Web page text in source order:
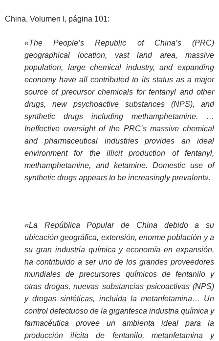
China, Volumen I, página 101:
«The People’s Republic of China’s (PRC)
geographical location, vast land area, massive
population, large chemical industry, and expanding
economy have all contributed to its status as a major
source of precursor chemicals for fentanyl and other
drugs, new psychoactive substances (NPS), and
synthetic drugs including methamphetamine. …
Ineffective oversight of the PRC’s massive chemical
and pharmaceutical industries provides an ideal
environment for the illicit production of fentanyl,
methamphetamine, and ketamine. Domestic use of
synthetic drugs appears to be increasingly prevalent».
«La República Popular de China debido a su
ubicación geográfica, extensión, enorme población y a
su gran industria química y economía en expansión,
ha contribuido a ser uno de los grandes proveedores
mundiales de precursores químicos de fentanilo y
otras drogas, nuevas substancias psicoactivas (NPS)
y drogas sintéticas, incluida la metanfetamina… Un
control defectuoso de la gigantesca industria química y
farmacéutica provee un ambienta ideal para la
producción ilícita de fentanilo, metanfetamina y